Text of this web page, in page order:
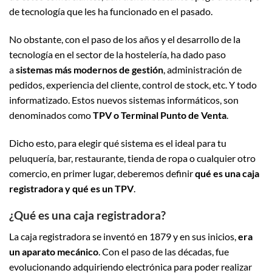
de tecnología que les ha funcionado en el pasado.
No obstante, con el paso de los años y el desarrollo de la
tecnología en el sector de la hostelería, ha dado paso
asistemas más modernos de gestión , administración de
pedidos, experiencia del cliente, control de stock, etc. Y todo
informatizado. Estos nuevos sistemas informáticos, son
denominados comoTPV o Terminal Punto de Venta
Dicho esto, para elegir qué sistema es el ideal para tu
peluquería, bar, restaurante, tienda de ropa o cualquier otro
comercio, en primer lugar, deberemos definirqué es una caja
registradora y qué es un TPV.
¿Qué es una caja registradora?
La caja registradora se inventó en 1879 y en sus inicios,era
un aparato mecánico. Con el paso de las décadas, fue
evolucionando adquiriendo electrónica para poder realizar